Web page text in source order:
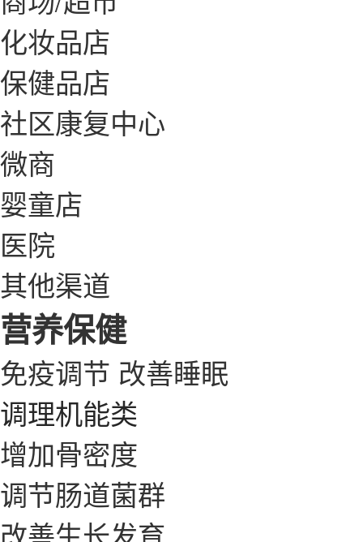
化妆品店
保健品店
社区康复中心
微商
婴童店
医院
其他渠道
营养保健
免疫调节 改善睡眠
调理机能类
增加骨密度
调节肠道菌群